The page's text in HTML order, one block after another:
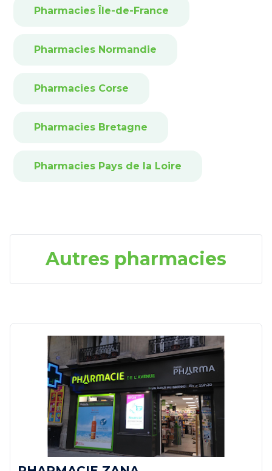
Pharmacies Île-de-France
Pharmacies Normandie
Pharmacies Corse
Pharmacies Bretagne
Pharmacies Pays de la Loire
Autres pharmacies